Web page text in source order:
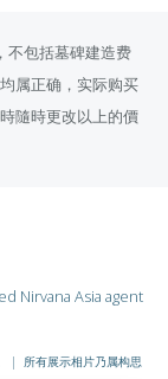
不包括墓碑建造费
属正确，实际购买
隨時更改以上的價
Nirvana Asia agent
| 所有展示相片乃属构思